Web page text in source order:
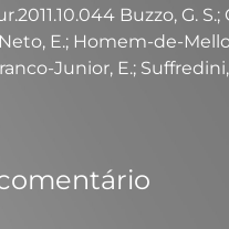
Buzzo, G.
Neto, E.; Homem-de-
Junior, E.;